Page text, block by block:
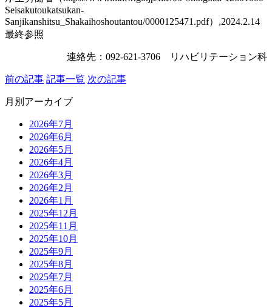
Seisakutoukatsukan-
Sanjikanshitsu_Shakaihoshoutantou/0000125471.pdf）,2024.2.14
最終参照
連絡先：092-621-3706 リハビリテーション科
前の記事 記事一覧 次の記事
月別アーカイブ
2026年7月
2026年6月
2026年5月
2026年4月
2026年3月
2026年2月
2026年1月
2025年12月
2025年11月
2025年10月
2025年9月
2025年8月
2025年7月
2025年6月
2025年5月